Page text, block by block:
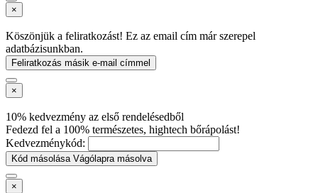
×
Köszönjük a feliratkozást! Ez az email cím már szerepel
adatbázisunkban.
Feliratkozás másik e-mail címmel
×
10% kedvezmény az első rendelésedből
Fedezd fel a 100% természetes, hightech bőrápolást!
Kedvezménykód:
Kód másolása Vágólapra másolva
×